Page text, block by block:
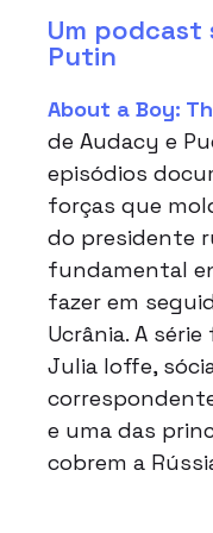
Um
Putin
About a Boy:
de Audacy e
episódios
forças que
do presidente
fundamental
fazer em
Ucrânia. A
Julia Ioffe,
e uma das
cobrem a